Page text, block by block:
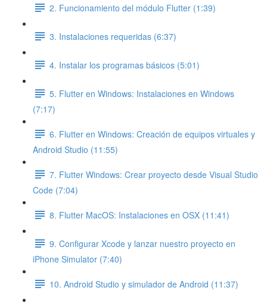
2. Funcionamiento del módulo Flutter (1:39)
3. Instalaciones requeridas (6:37)
4. Instalar los programas básicos (5:01)
5. Flutter en Windows: Instalaciones en Windows
(7:17)
6. Flutter en Windows: Creación de equipos virtuales y
Android Studio (11:55)
7. Flutter Windows: Crear proyecto desde Visual Studio
Code (7:04)
8. Flutter MacOS: Instalaciones en OSX (11:41)
9. Configurar Xcode y lanzar nuestro proyecto en
iPhone Simulator (7:40)
10. Android Studio y simulador de Android (11:37)